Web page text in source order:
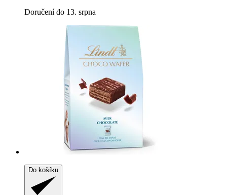
Doručení do 13. srpna
Do košíku